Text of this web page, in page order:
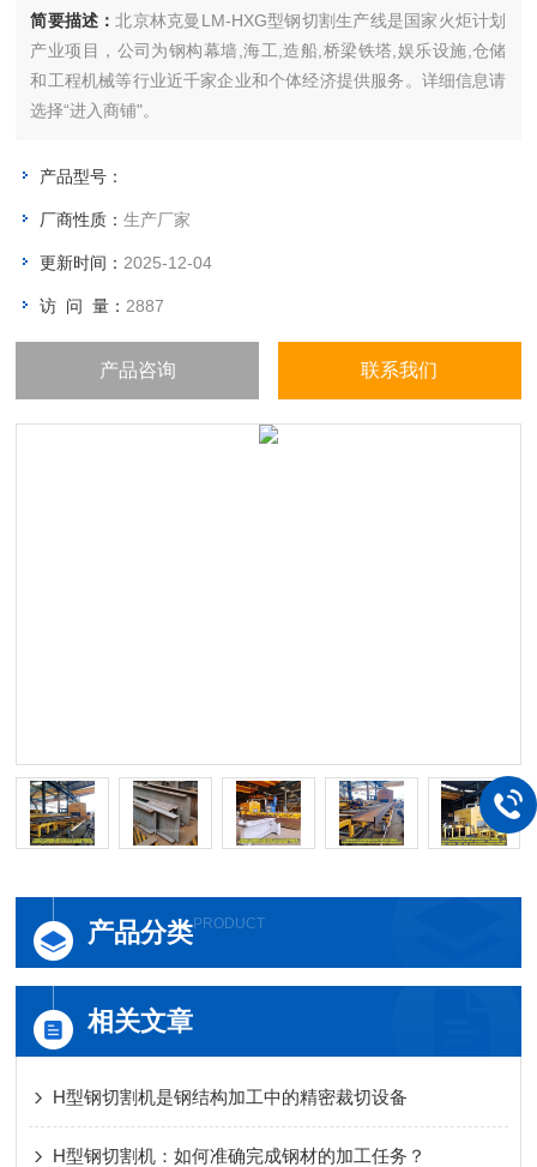
简要描述：北京林克曼LM-HXG型钢切割生产线是国家火炬计划
产业项目，公司为钢构幕墙,海工,造船,桥梁铁塔,娱乐设施,仓储
和工程机械等行业近千家企业和个体经济提供服务。详细信息请
选择“进入商铺"。
产品型号：
厂商性质：生产厂家
更新时间： 2025-12-04
访 问 量： 2887
产品咨询 联系我们
产品分类PRODUCT
相关文章
H型钢切割机是钢结构加工中的精密裁切设备
H型钢切割机：如何准确完成钢材的加工任务？